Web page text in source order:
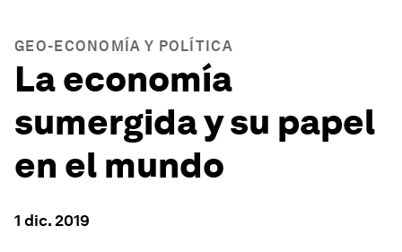
GEO-ECONOMÍA Y POLÍTICA
La economía
sumergida y su papel
en el mundo
1 dic. 2019